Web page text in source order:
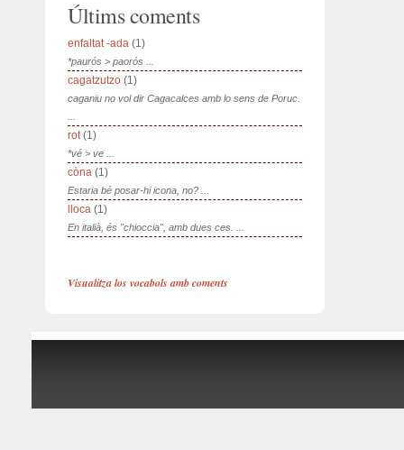
Últims coments
enfaltat -ada (1)
*paurós > paorós ...
cagatzutzo (1)
caganiu no vol dir Cagacalces amb lo sens de Poruc.
rot(1)
*vé > ve ...
còna (1)
Estaria bé posar-hi icona, no? ...
lloca (1)
En italià, és "chioccia", amb dues ces. ...
Visualitza los vocabols amb coments